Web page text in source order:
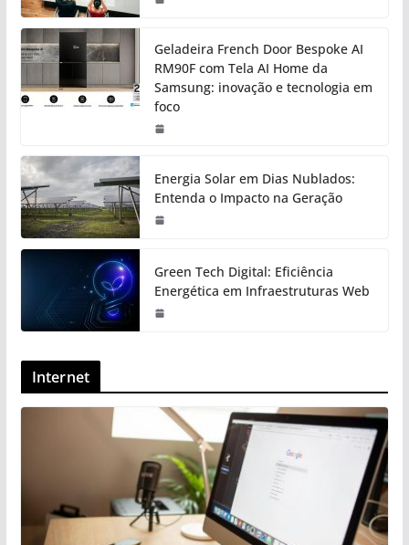
Geladeira French Door Bespoke AI
RM90F com Tela AI Home da
Samsung: inovação e tecnologia em
foco
Energia Solar em Dias Nublados:
Entenda o Impacto na Geração
Green Tech Digital: Eficiência
Energética em Infraestruturas Web
Internet